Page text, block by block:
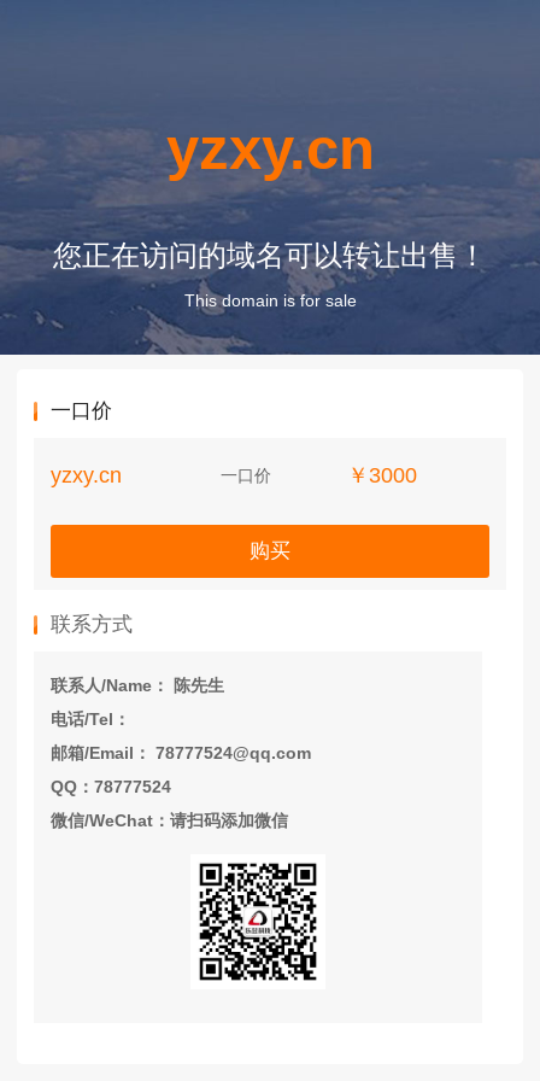
yzxy.cn
您正在访问的域名可以转让出售！
This domain is for sale
一口价
yzxy.cn 一口价 ￥3000
购买
联系方式
联系人/Name： 陈先生
电话/Tel：
邮箱/Email： 78777524@qq.com
QQ：78777524
微信/WeChat：请扫码添加微信